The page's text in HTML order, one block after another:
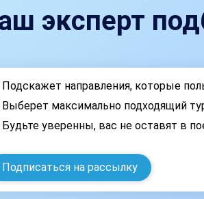
эксперт
Подскажет направления, которые
Выберет максимально подходящий
Будьте уверенны, вас не оставят в
Подписаться на рассылку